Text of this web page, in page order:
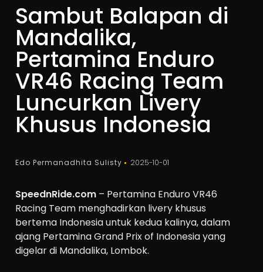
Sambut Balapan di
Mandalika,
Pertamina Enduro
VR46 Racing Team
Luncurkan Livery
Khusus Indonesia
Edo Permanadhita Sulisty 2025-10-01
SpeednRide.com – Pertamina Enduro VR46
Racing Team menghadirkan livery khusus
bertema Indonesia untuk kedua kalinya, dalam
ajang Pertamina Grand Prix of Indonesia yang
digelar di Mandalika, Lombok.